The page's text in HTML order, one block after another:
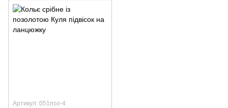
Артикул: 051поз-4